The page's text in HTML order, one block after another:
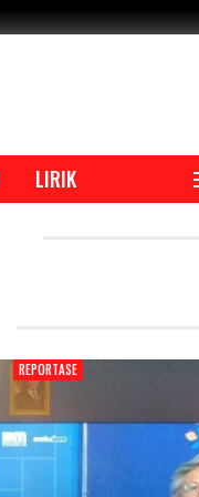
LIRIK
REPORTASE